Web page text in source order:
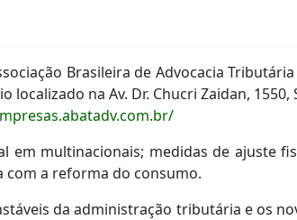
Brasileira de Advocacia
na Av. Dr. Chucri Zaidan, 1550,
em multinacionais; medidas de ajuste
com a reforma do consumo.
da administração tributária e os